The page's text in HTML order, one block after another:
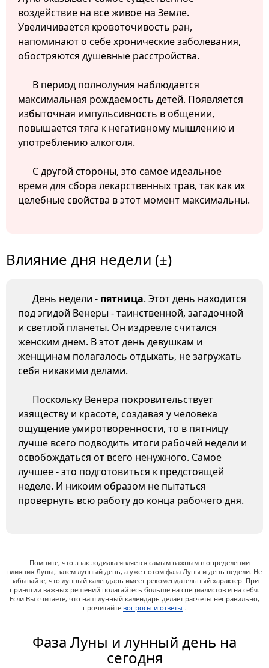
воздействие на все живое на Земле.
Увеличивается кровоточивость ран,
напоминают о себе хронические заболевания,
обостряются душевные расстройства.
В период полнолуния наблюдается
максимальная рождаемость детей. Появляется
избыточная импульсивность в общении,
повышается тяга к негативному мышлению и
употреблению алкоголя.
С другой стороны, это самое идеальное
время для сбора лекарственных трав, так как их
целебные свойства в этот момент максимальны.
Влияние дня недели (±)
День недели - пятница. Этот день находится
под эгидой Венеры - таинственной, загадочной
и светлой планеты. Он издревле считался
женским днем. В этот день девушкам и
женщинам полагалось отдыхать, не загружать
себя никакими делами.
Поскольку Венера покровительствует
изяществу и красоте, создавая у человека
ощущение умиротворенности, то в пятницу
лучше всего подводить итоги рабочей недели и
освобождаться от всего ненужного. Самое
лучшее - это подготовиться к предстоящей
неделе. И никоим образом не пытаться
провернуть всю работу до конца рабочего дня.
Помните, что знак зодиака является самым важным в определении
влияния Луны, затем лунный день, а уже потом фаза Луны и день недели. Не
забывайте, что лунный календарь имеет рекомендательный характер. При
принятии важных решений полагайтесь больше на специалистов и на себя.
Если Вы считаете, что наш лунный календарь делает расчеты неправильно,
прочитайте вопросы и ответы .
Фаза Луны и лунный день на
сегодня